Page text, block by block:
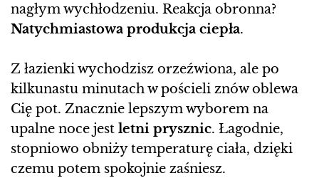
nagłym wychłodzeniu. Reakcja obronna?
Natychmiastowa produkcja ciepła.
Z łazienki wychodzisz orzeźwiona, ale po
kilkunastu minutach w pościeli znów oblewa
Cię pot. Znacznie lepszym wyborem na
upalne noce jest letni prysznic. Łagodnie,
stopniowo obniży temperaturę ciała, dzięki
czemu potem spokojnie zaśniesz.